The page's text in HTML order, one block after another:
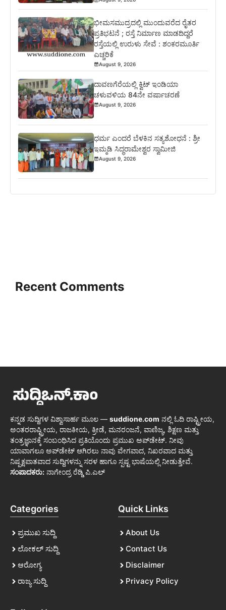
ಭೀಮಸಮುದ್ರದಲ್ಲಿ ಮುಂದುವರೆದ ರೈತರ
ಪ್ರತಿಭಟನೆ ; ರಸ್ತೆ ನಿರ್ಮಾಣ ಮಾಡದಿದ್ದರೆ
ರಸ್ತೆಯಲ್ಲಿ ಉರುಳು ಸೇವೆ : ಶಂಕರಮೂರ್ತಿ
ಎಚ್ಚರಿಕೆ
August 9, 2026
ದಾವಣಗೆರೆಯಲ್ಲಿ ಕ್ವಿಟ್ ಇಂಡಿಯಾ
ಚಳುವಳಿಯ 84ನೇ ವರ್ಷಾಚರಣೆ
August 9, 2026
ಧರ್ಮ ಎಂದರೆ ಬೆಳಕಿನ ಸತ್ಯಶೋಧನೆ : ಶ್ರೀ
ಇಮ್ಮಡಿ ಸಿದ್ಧರಾಮೇಶ್ವರ ಸ್ವಾಮೀಜಿ
August 9, 2026
Recent Comments
ಕನ್ನಡ ಸುದ್ದಿಗಳ ವಿಶ್ವಾಸಾರ್ಹ ಮೂಲ — suddione.com ನಲ್ಲಿ ಓದಿ ರಾಷ್ಟ್ರೀಯ,
ಅಂತರರಾಷ್ಟ್ರೀಯ, ರಾಜಕೀಯ, ಕ್ರೀಡೆ, ಮನರಂಜನೆ, ವಾಣಿಜ್ಯ, ಶಿಕ್ಷಣ ಮತ್ತು
ತಂತ್ರಜ್ಞಾನಕ್ಕೆ ಸಂಬಂಧಿಸಿದ ಪ್ರತಿಯೊಂದು ಪ್ರಮುಖ ಅಪ್‌ಡೇಟ್. ನೀವು
ಯಾವಾಗಲೂ ಅಪ್‌ಡೇಟ್ ಆಗಿರಲು ನಾವು ವೇಗವಾದ, ನಿಖರವಾದ ಮತ್ತು
ನಿಷ್ಪಕ್ಷಪಾತವಾದ ಸುದ್ದಿಗಳನ್ನು ಸರಳ ಹಾಗೂ ಸ್ಪಷ್ಟ ಭಾಷೆಯಲ್ಲಿ ನೀಡುತ್ತೇವೆ.
ಸಂಪಾದಕರು: ನಾಗೇಂದ್ರ ರೆಡ್ಡಿ ಪಿ.ಎಲ್
Categories
ಪ್ರಮುಖ ಸುದ್ದಿ
ಲೋಕಲ್ ಸುದ್ದಿ
ಆರೋಗ್ಯ
ರಾಜ್ಯ ಸುದ್ದಿ
Quick Links
About Us
Contact Us
Disclaimer
Privacy Policy